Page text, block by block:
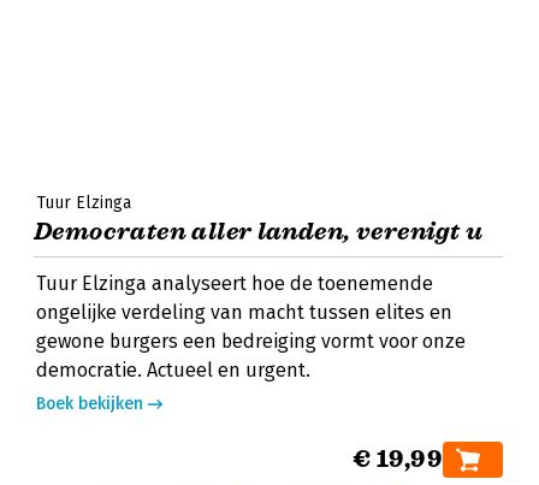
Tuur Elzinga
Democraten aller landen, verenigt u
Tuur Elzinga analyseert hoe de toenemende
ongelijke verdeling van macht tussen elites en
gewone burgers een bedreiging vormt voor onze
democratie. Actueel en urgent.
Boek bekijken
€ 19,99